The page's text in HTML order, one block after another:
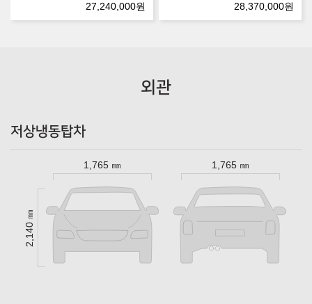
27,240,000원 28,370,000원
외관
저상냉동탑차
1,765 ㎜ 1,765 ㎜
2,140 ㎜